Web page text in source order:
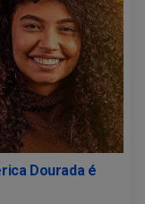
Dourada é